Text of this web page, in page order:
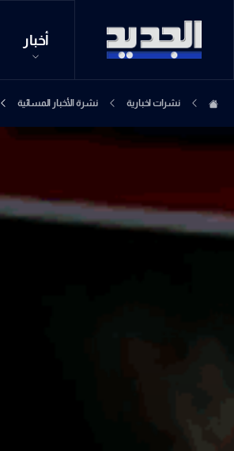
أخبار
نشرات اخبارية نشرة الأخبار المسائية